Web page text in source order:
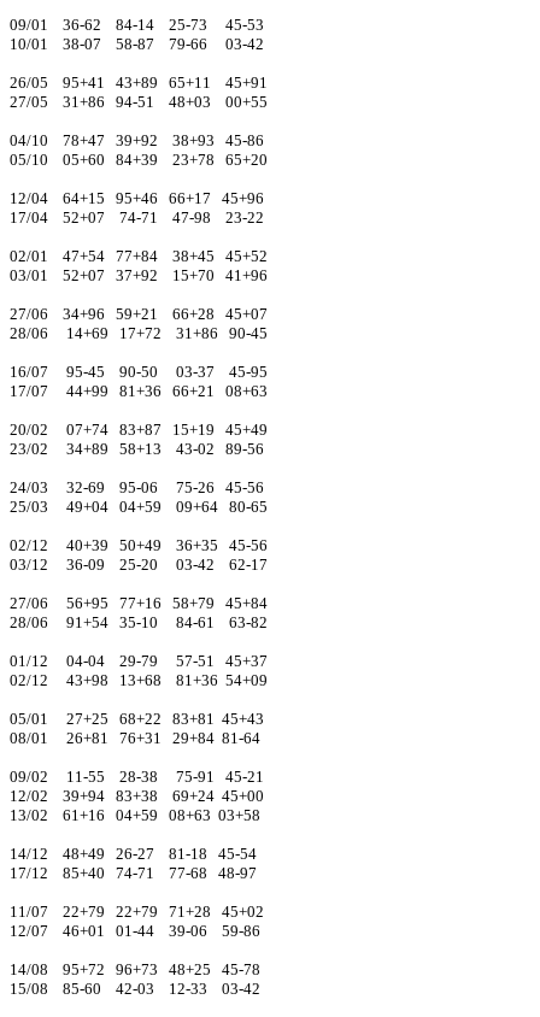
09/01 36-62 84-14 25-73 45-53
10/01 38-07 58-87 79-66 03-42
26/05 95+41 43+89 65+11 45+91
27/05 31+86 94-51 48+03 00+55
04/10 78+47 39+92 38+93 45-86
05/10 05+60 84+39 23+78 65+20
12/04 64+15 95+46 66+17 45+96
17/04 52+07 74-71 47-98 23-22
02/01 47+54 77+84 38+45 45+52
03/01 52+07 37+92 15+70 41+96
27/06 34+96 59+21 66+28 45+07
28/06 14+69 17+72 31+86 90-45
16/07 95-45 90-50 03-37 45-95
17/07 44+99 81+36 66+21 08+63
20/02 07+74 83+87 15+19 45+49
23/02 34+89 58+13 43-02 89-56
24/03 32-69 95-06 75-26 45-56
25/03 49+04 04+59 09+64 80-65
02/12 40+39 50+49 36+35 45-56
03/12 36-09 25-20 03-42 62-17
27/06 56+95 77+16 58+79 45+84
28/06 91+54 35-10 84-61 63-82
01/12 04-04 29-79 57-51 45+37
02/12 43+98 13+68 81+36 54+09
05/01 27+25 68+22 83+81 45+43
08/01 26+81 76+31 29+84 81-64
09/02 11-55 28-38 75-91 45-21
12/02 39+94 83+38 69+24 45+00
13/02 61+16 04+59 08+63 03+58
14/12 48+49 26-27 81-18 45-54
17/12 85+40 74-71 77-68 48-97
11/07 22+79 22+79 71+28 45+02
12/07 46+01 01-44 39-06 59-86
14/08 95+72 96+73 48+25 45-78
15/08 85-60 42-03 12-33 03-42